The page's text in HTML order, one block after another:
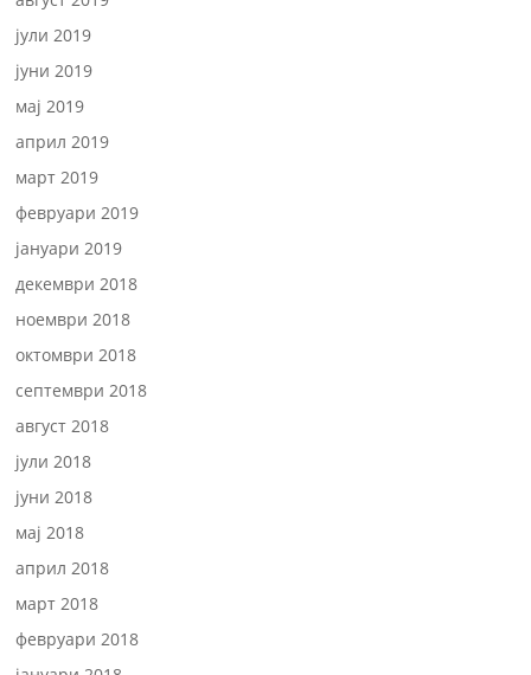
јули 2019
јуни 2019
мај 2019
април 2019
март 2019
февруари 2019
јануари 2019
декември 2018
ноември 2018
октомври 2018
септември 2018
август 2018
јули 2018
јуни 2018
мај 2018
април 2018
март 2018
февруари 2018